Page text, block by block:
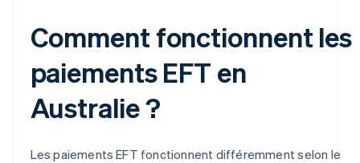
Comment fonctionnent les
paiements EFT en
Australie ?
Les paiements EFT fonctionnent différemment selon le